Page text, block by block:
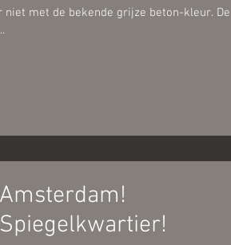
met de bekende grijze beton-kleur. De
Amsterdam!
Spiegelkwartier!